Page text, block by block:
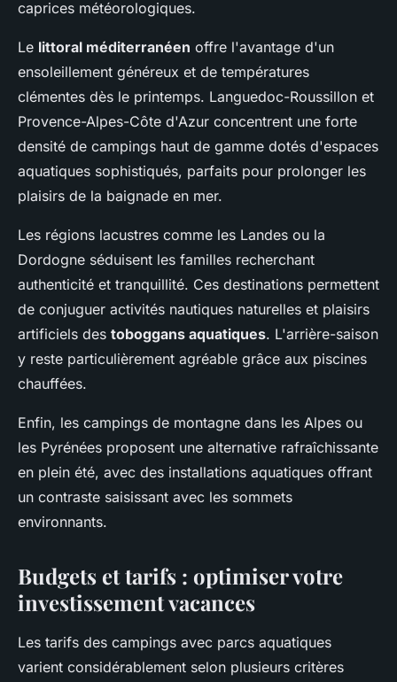
caprices météorologiques.
Le littoral méditerranéen offre l'avantage d'un
ensoleillement généreux et de températures
clémentes dès le printemps. Languedoc-Roussillon et
Provence-Alpes-Côte d'Azur concentrent une forte
densité de campings haut de gamme dotés d'espaces
aquatiques sophistiqués, parfaits pour prolonger les
plaisirs de la baignade en mer.
Les régions lacustres comme les Landes ou la
Dordogne séduisent les familles recherchant
authenticité et tranquillité. Ces destinations permettent
de conjuguer activités nautiques naturelles et plaisirs
artificiels des toboggans aquatiques. L'arrière-saison
y reste particulièrement agréable grâce aux piscines
chauffées.
Enfin, les campings de montagne dans les Alpes ou
les Pyrénées proposent une alternative rafraîchissante
en plein été, avec des installations aquatiques offrant
un contraste saisissant avec les sommets
environnants.
Budgets et tarifs : optimiser votre
investissement vacances
Les tarifs des campings avec parcs aquatiques
varient considérablement selon plusieurs critères